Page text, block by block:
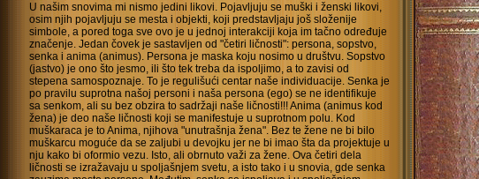
U našim snovima mi nismo jedini likovi. Pojavljuju se muški i ženski likovi,
osim njih pojavljuju se mesta i objekti, koji predstavljaju još složenije
simbole, a pored toga sve ovo je u jednoj interakciji koja im tačno određuje
značenje. Jedan čovek je sastavljen od "četiri ličnosti": persona, sopstvo,
senka i anima (animus). Persona je maska koju nosimo u društvu. Sopstvo
(jastvo) je ono što jesmo, ili što tek treba da ispoljimo, a to zavisi od
stepena samospoznaje. To je regulišući centar naše individuacije. Senka je
po pravilu suprotna našoj personi i naša persona (ego) se ne identifikuje
sa senkom, ali su bez obzira to sadržaji naše ličnosti!!! Anima (animus kod
žena) je deo naše ličnosti koji se manifestuje u suprotnom polu. Kod
muškaraca je to Anima, njihova "unutrašnja žena". Bez te žene ne bi bilo
muškarcu moguće da se zaljubi u devojku jer ne bi imao šta da projektuje u
nju kako bi oformio vezu. Isto, ali obrnuto važi za žene. Ova četiri dela
ličnosti se izražavaju u spoljašnjem svetu, a isto tako i u snovia, gde senka